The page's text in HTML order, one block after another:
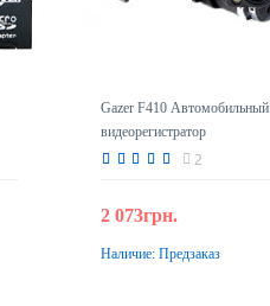
Gazer F410 Автомобильный
видеорегистратор
2
2 073грн.
Предзаказ
Наличие: Предзаказ